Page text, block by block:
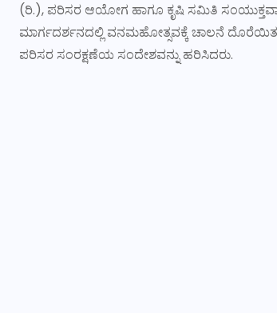
(ರಿ.), ಪರಿಸರ ಆಯೋಗ ಹಾಗೂ ಕೃಷಿ ಸಮಿತಿ
ಮಾರ್ಗದರ್ಶನದಲ್ಲಿ ವನಮಹೋತ್ಸವಕ್ಕೆ ಚಾಲನೆ
ಪರಿಸರ ಸಂರಕ್ಷಣೆಯ ಸಂದೇಶವನ್ನು ಹರಿಸಿದರು.